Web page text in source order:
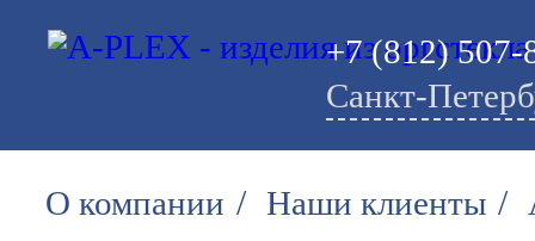
+7 (812) 507-
Санкт-
О компании / Наши клиенты /